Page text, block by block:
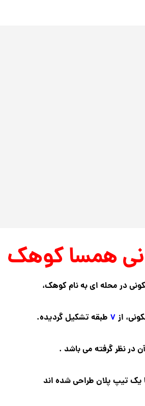
همسا کوهک
در محله ای به نام کوهک،
از ۷ طبقه تشکیل گردیده.
در نظر گرفته می باشد .
تیپ پلان طراحی شده اند